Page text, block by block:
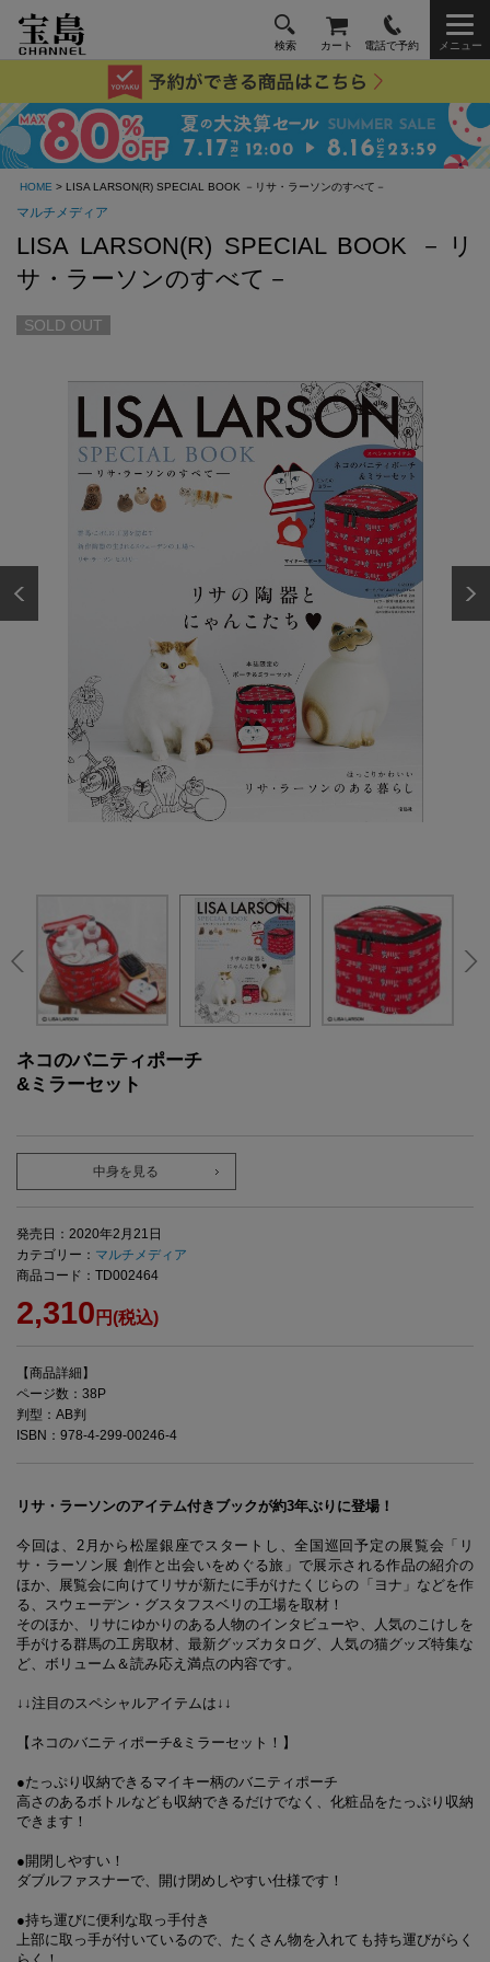
検索 カート 電話で予約 メニュー
HOME > LISA LARSON(R) SPECIAL BOOK －リサ・ラーソンのすべて－
マルチメディア
LISA LARSON(R) SPECIAL BOOK －リ
サ・ラーソンのすべて－
SOLD OUT
ネコのバニティポーチ
&ミラーセット
中身を見る
発売日：2020年2月21日
カテゴリー： マルチメディア
商品コード：TD002464
2,310 円(税込)
【商品詳細】
ページ数：38P
判型：AB判
ISBN：978-4-299-00246-4
リサ・ラーソンのアイテム付きブックが約3年ぶりに登場！
今回は、2月から松屋銀座でスタートし、全国巡回予定の展覧会「リ
サ・ラーソン展 創作と出会いをめぐる旅」で展示される作品の紹介の
ほか、展覧会に向けてリサが新たに手がけたくじらの「ヨナ」などを作
る、スウェーデン・グスタフスベリの工場を取材！
そのほか、リサにゆかりのある人物のインタビューや、人気のこけしを
手がける群馬の工房取材、最新グッズカタログ、人気の猫グッズ特集な
ど、ボリューム＆読み応え満点の内容です。
↓↓注目のスペシャルアイテムは↓↓
【ネコのバニティポーチ&ミラーセット！】
●たっぷり収納できるマイキー柄のバニティポーチ
高さのあるボトルなども収納できるだけでなく、化粧品をたっぷり収納
できます！
●開閉しやすい！
ダブルファスナーで、開け閉めしやすい仕様です！
●持ち運びに便利な取っ手付き
上部に取っ手が付いているので、たくさん物を入れても持ち運びがらく